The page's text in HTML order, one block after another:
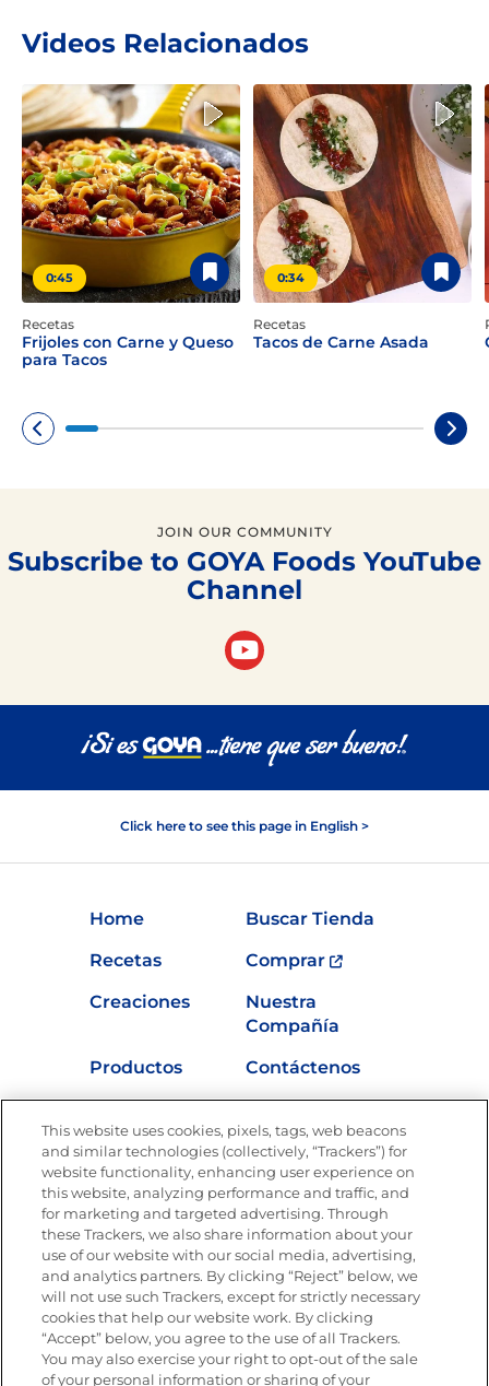
Videos Relacionados
0:45
Recetas
Frijoles con Carne y Queso
para Tacos
0:34
Recetas
Tacos de Carne Asada
JOIN OUR COMMUNITY
Subscribe to GOYA Foods YouTube
Channel
Click here to see this page in English >
Home
Buscar Tienda
Recetas
Comprar
Creaciones
Nuestra
Compañía
Productos
Contáctenos
Nutrición
Únete a La Cocina Goya®
Recibe Nuevas Recetas, Ofertas Especiales y
Promociones
Email(Obligatorio)
This website uses cookies, pixels, tags, web beacons
and similar technologies (collectively, “Trackers”) for
website functionality, enhancing user experience on
this website, analyzing performance and traffic, and
for marketing and targeted advertising. Through
these Trackers, we also share information about your
use of our website with our social media, advertising,
and analytics partners. By clicking “Reject” below, we
will not use such Trackers, except for strictly necessary
cookies that help our website work. By clicking
“Accept” below, you agree to the use of all Trackers.
You may also exercise your right to opt-out of the sale
of your personal information or sharing of your